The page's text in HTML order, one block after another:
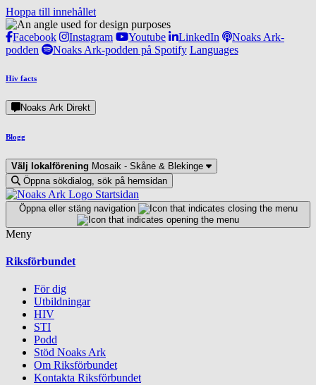
Hoppa till innehållet
Facebook Instagram Youtube LinkedIn
Noaks Ark-
podden
Noaks Ark-podden på Spotify Languages
Hiv facts
Noaks Ark Direkt
Blogg
Välj lokalförening Mosaik - Skåne & Blekinge
Öppna sökdialog, sök på hemsidan
Startsidan
Öppna eller stäng navigation
Meny
Riksförbundet
För dig
Utbildningar
HIV
STI
Podd
Stöd Noaks Ark
Om Riksförbundet
Kontakta Riksförbundet